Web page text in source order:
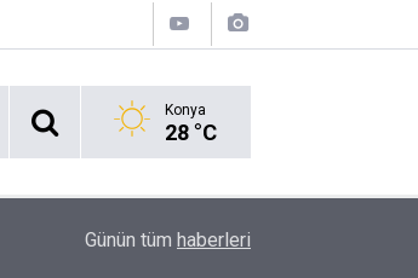
Konya
28 °C
Akaryakıt İstasyonunda Panik: Lastikçi
Günün tüm haberleri